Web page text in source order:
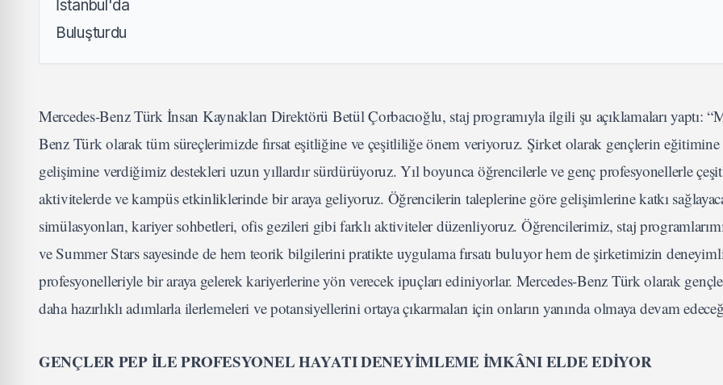
Mercedes-Benz Türk İnsan Kaynakları Direktörü Betül Çorbacıoğlu, staj programıyla ilgili şu açıklamaları yaptı:
Benz Türk olarak tüm süreçlerimizde fırsat eşitliğine ve çeşitliliğe önem veriyoruz. Şirket olarak gençlerin eğitimine
gelişimine verdiğimiz destekleri uzun yıllardır sürdürüyoruz. Yıl boyunca öğrencilerle ve genç profesyonellerle
aktivitelerde ve kampüs etkinliklerinde bir araya geliyoruz. Öğrencilerin taleplerine göre gelişimlerine katkı
simülasyonları, kariyer sohbetleri, ofis gezileri gibi farklı aktiviteler düzenliyoruz. Öğrencilerimiz, staj
ve Summer Stars sayesinde de hem teorik bilgilerini pratikte uygulama fırsatı buluyor hem de şirketimizin
profesyonelleriyle bir araya gelerek kariyerlerine yön verecek ipuçları ediniyorlar. Mercedes-Benz Türk olarak
daha hazırlıklı adımlarla ilerlemeleri ve potansiyellerini ortaya çıkarmaları için onların yanında olmaya devam
GENÇLER PEP İLE PROFESYONEL HAYATI DENEYİMLEME İMKÂNI ELDE EDİYOR